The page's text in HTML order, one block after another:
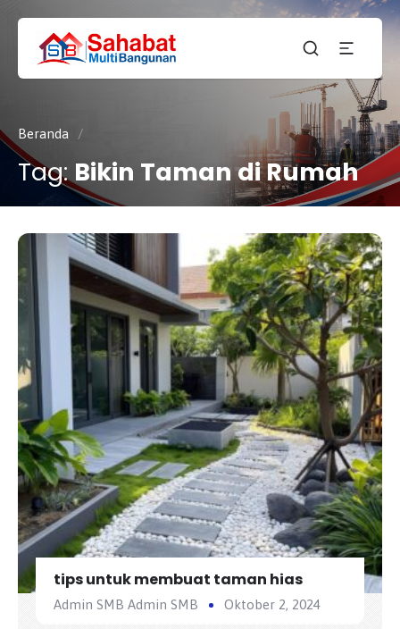
CV.
SAHABAT
MULTI
BANGUNAN
Sahabat
Pembangunan Anda
Beranda /
Tag:Bikin Taman di Rumah
tips untuk membuat taman hias
Admin SMB Admin SMB Oktober 2, 2024